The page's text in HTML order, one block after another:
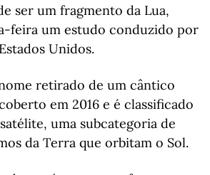
ser um fragmento da Lua,
feira um estudo conduzido por
Unidos.
retirado de um cântico
em 2016 e é classificado
uma subcategoria de
da Terra que orbitam o Sol.